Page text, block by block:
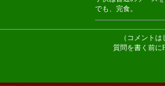
でも、完食。
（コメント
質問を書く前に